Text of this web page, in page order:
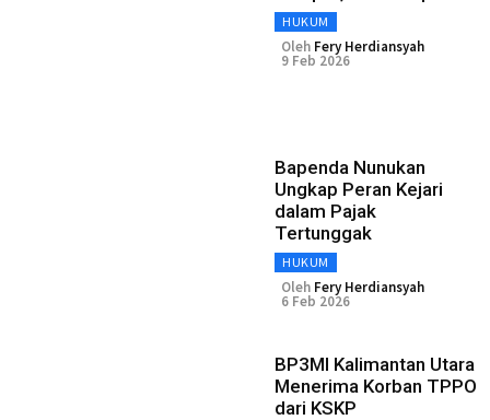
HUKUM
Oleh Fery Herdiansyah
9 Feb 2026
Bapenda Nunukan
Ungkap Peran Kejari
dalam Pajak
Tertunggak
HUKUM
Oleh Fery Herdiansyah
6 Feb 2026
BP3MI Kalimantan Utara
Menerima Korban TPPO
dari KSKP